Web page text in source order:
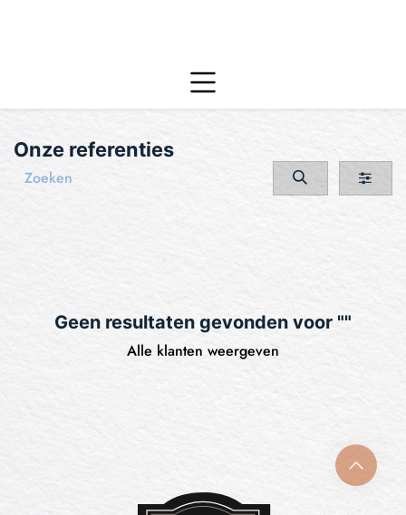
Onze referenties
Geen resultaten gevonden voor ""
Alle klanten weergeven